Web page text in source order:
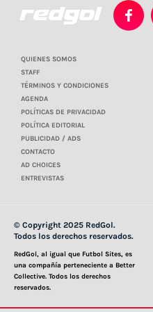
QUIENES SOMOS
STAFF
TÉRMINOS Y CONDICIONES
AGENDA
POLÍTICAS DE PRIVACIDAD
POLÍTICA EDITORIAL
PUBLICIDAD / ADS
CONTACTO
AD CHOICES
ENTREVISTAS
© Copyright 2025 RedGol.
Todos los derechos reservados.
RedGol, al igual que Futbol Sites, es
una compañía perteneciente a Better
Collective. Todos los derechos
reservados.